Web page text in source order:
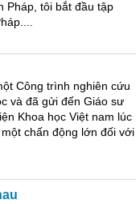
Pháp, tôi bắt đầu tập
Công trình nghiên cứu
và đã gửi đến Giáo sư
Khoa học Việt nam lúc
chấn động lớn đối với